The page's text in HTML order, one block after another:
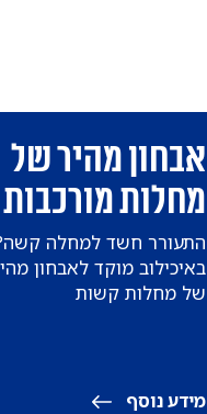
אבחון מהיר של
מחלות מורכבות
התעורר חשד למחלה
באיכילוב מוקד לאבחון
של מחלות קשות
מידע נוסף